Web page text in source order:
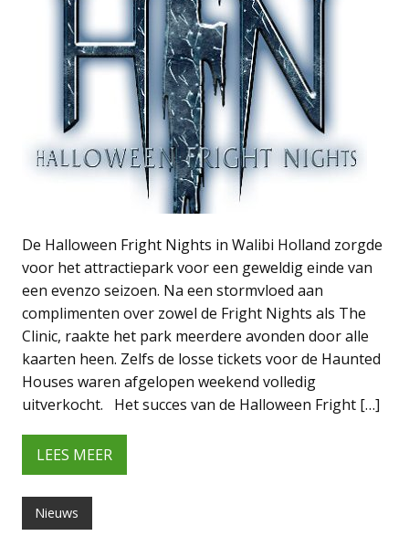
De Halloween Fright Nights in Walibi Holland zorgde
voor het attractiepark voor een geweldig einde van
een evenzo seizoen. Na een stormvloed aan
complimenten over zowel de Fright Nights als The
Clinic, raakte het park meerdere avonden door alle
kaarten heen. Zelfs de losse tickets voor de Haunted
Houses waren afgelopen weekend volledig
uitverkocht. Het succes van de Halloween Fright […]
LEES MEER
Nieuws